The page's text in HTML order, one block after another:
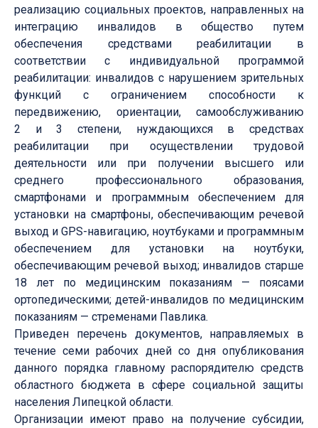
реализацию социальных проектов, направленных на
интеграцию инвалидов в общество путем
обеспечения средствами реабилитации в
соответствии с индивидуальной программой
реабилитации: инвалидов с нарушением зрительных
функций с ограничением способности к
передвижению, ориентации, самообслуживанию
2 и 3 степени, нуждающихся в средствах
реабилитации при осуществлении трудовой
деятельности или при получении высшего или
среднего профессионального образования,
смартфонами и программным обеспечением для
установки на смартфоны, обеспечивающим речевой
выход и GPS-навигацию, ноутбуками и программным
обеспечением для установки на ноутбуки,
обеспечивающим речевой выход; инвалидов старше
18 лет по медицинским показаниям — поясами
ортопедическими; детей-инвалидов по медицинским
показаниям — стременами Павлика.
Приведен перечень документов, направляемых в
течение семи рабочих дней со дня опубликования
данного порядка главному распорядителю средств
областного бюджета в сфере социальной защиты
населения Липецкой области.
Организации имеют право на получение субсидии,